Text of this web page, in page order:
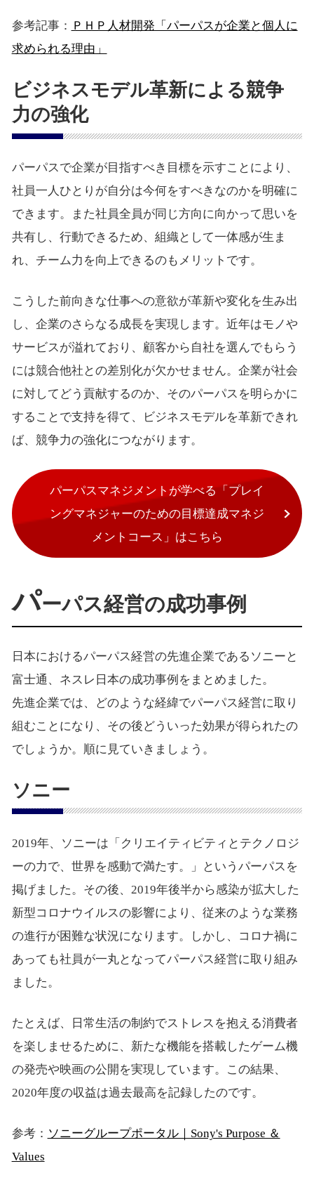
参考記事： ＰＨＰ人材開発「パーパスが企業と個人に
求められる理由」
ビジネスモデル革新による競争
力の強化
パーパスで企業が目指すべき目標を示すことにより、
社員一人ひとりが自分は今何をすべきなのかを明確に
できます。また社員全員が同じ方向に向かって思いを
共有し、行動できるため、組織として一体感が生ま
れ、チーム力を向上できるのもメリットです。
こうした前向きな仕事への意欲が革新や変化を生み出
し、企業のさらなる成長を実現します。近年はモノや
サービスが溢れており、顧客から自社を選んでもらう
には競合他社との差別化が欠かせません。企業が社会
に対してどう貢献するのか、そのパーパスを明らかに
することで支持を得て、ビジネスモデルを革新できれ
ば、競争力の強化につながります。
パーパスマネジメントが学べる「プレイ
ングマネジャーのための目標達成マネジ
メントコース」はこちら
パーパス経営の成功事例
日本におけるパーパス経営の先進企業であるソニーと
富士通、ネスレ日本の成功事例をまとめました。
先進企業では、どのような経緯でパーパス経営に取り
組むことになり、その後どういった効果が得られたの
でしょうか。順に見ていきましょう。
ソニー
2019年、ソニーは「クリエイティビティとテクノロジ
ーの力で、世界を感動で満たす。」というパーパスを
掲げました。その後、2019年後半から感染が拡大した
新型コロナウイルスの影響により、従来のような業務
の進行が困難な状況になります。しかし、コロナ禍に
あっても社員が一丸となってパーパス経営に取り組み
ました。
たとえば、日常生活の制約でストレスを抱える消費者
を楽しませるために、新たな機能を搭載したゲーム機
の発売や映画の公開を実現しています。この結果、
2020年度の収益は過去最高を記録したのです。
参考： ソニーグループポータル｜Sony's Purpose ＆
Values